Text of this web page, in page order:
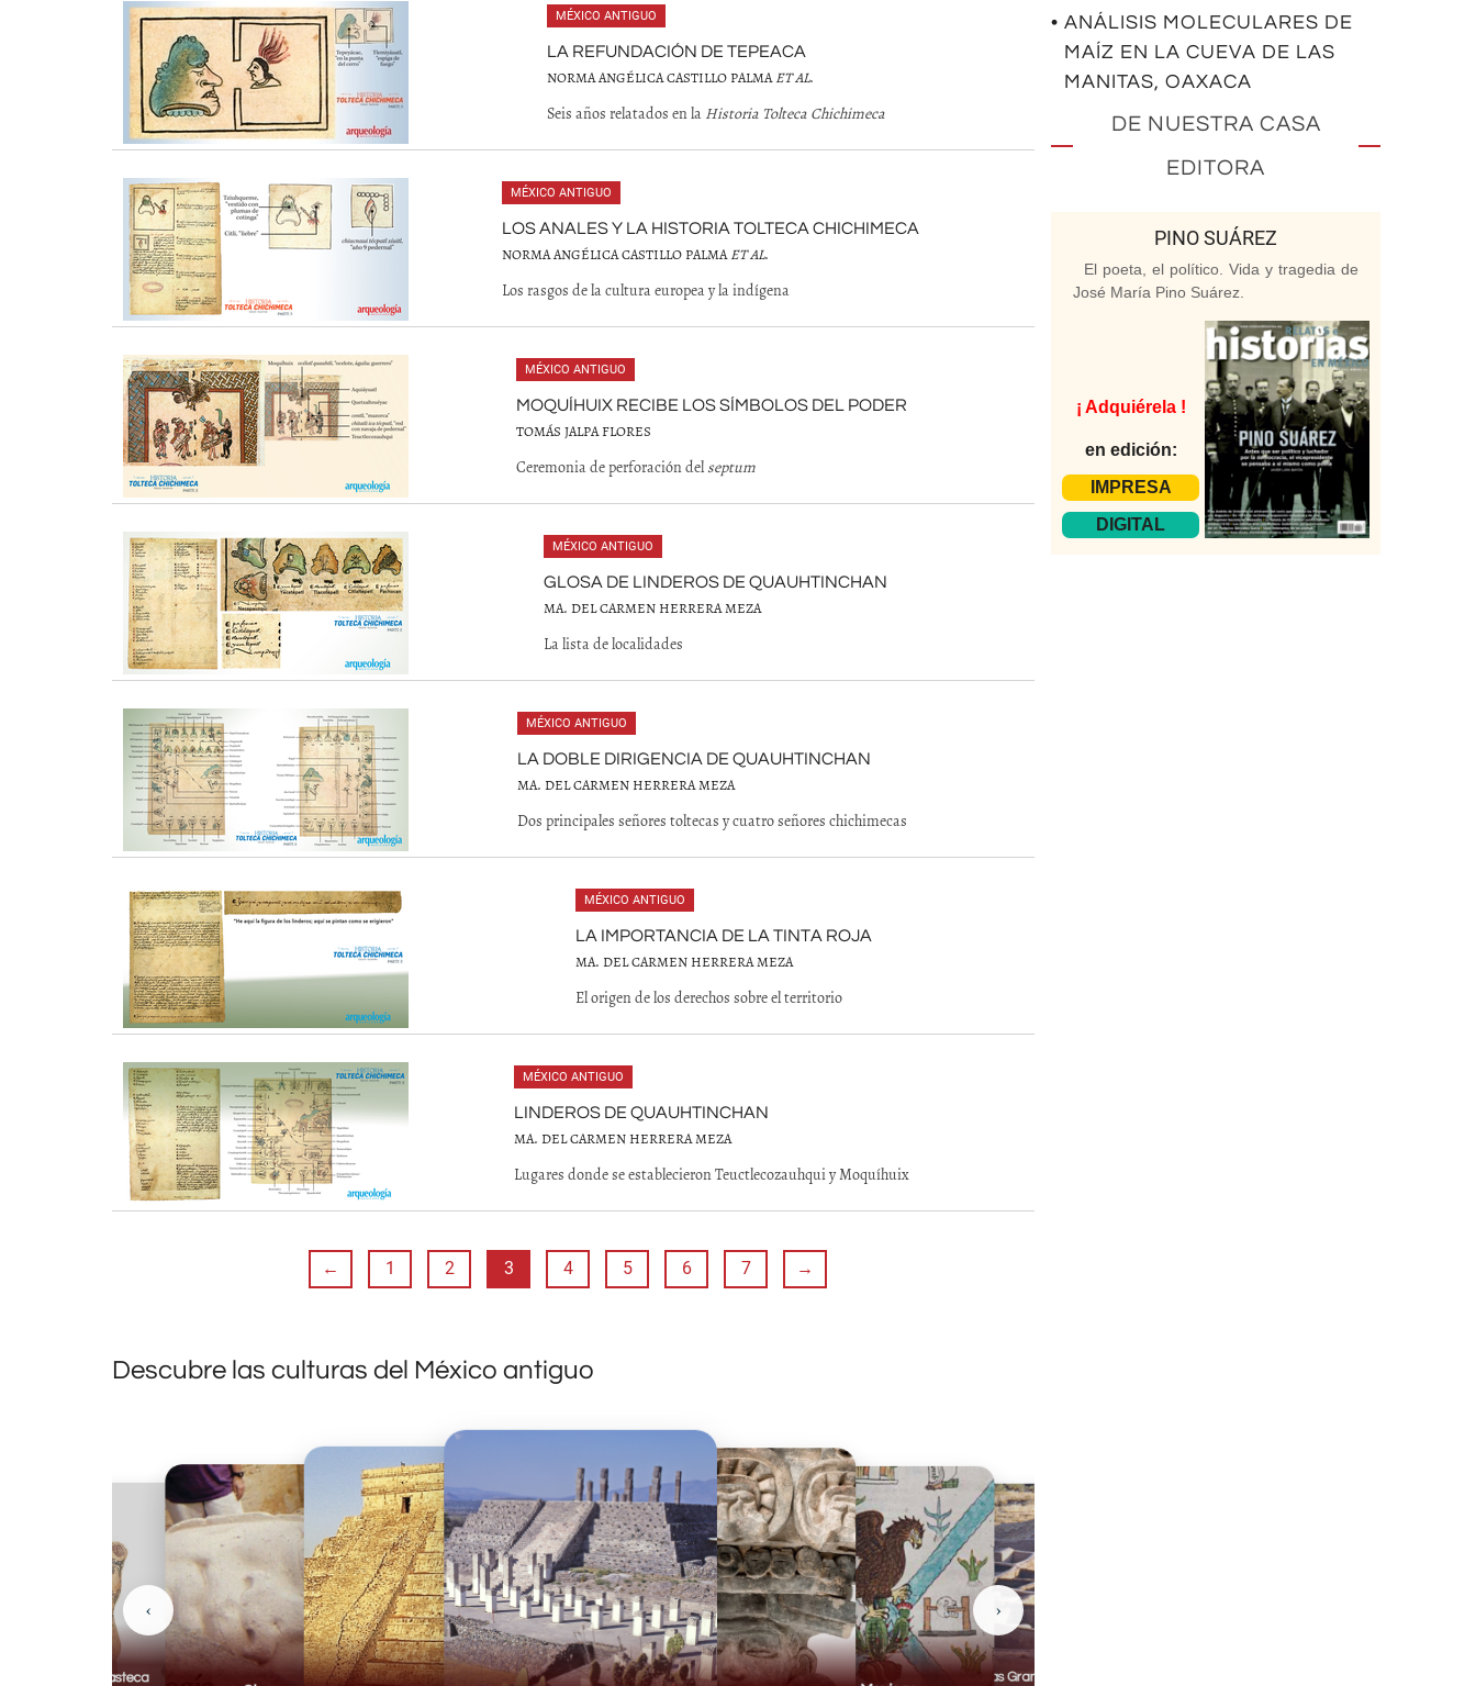
MÉXICO ANTIGUO
LA REFUNDACIÓN DE TEPEACA
NORMA ANGÉLICA CASTILLO PALMAET AL.
Seis años relatados en la Historia Tolteca Chichimeca
MÉXICO ANTIGUO
LOS ANALES Y LA HISTORIA TOLTECA CHICHIMECA
NORMA ANGÉLICA CASTILLO PALMAET AL.
Los rasgos de la cultura europea y la indígena
MÉXICO ANTIGUO
MOQUÍHUIX RECIBE LOS SÍMBOLOS DEL PODER
TOMÁS JALPA FLORES
Ceremonia de perforación del septum
MÉXICO ANTIGUO
GLOSA DE LINDEROS DE QUAUHTINCHAN
MA. DEL CARMEN HERRERA MEZA
La lista de localidades
MÉXICO ANTIGUO
LA DOBLE DIRIGENCIA DE QUAUHTINCHAN
MA. DEL CARMEN HERRERA MEZA
Dos principales señores toltecas y cuatro señores chichimecas
MÉXICO ANTIGUO
LA IMPORTANCIA DE LA TINTA ROJA
MA. DEL CARMEN HERRERA MEZA
El origen de los derechos sobre el territorio
MÉXICO ANTIGUO
LINDEROS DE QUAUHTINCHAN
MA. DEL CARMEN HERRERA MEZA
Lugares donde se establecieron Teuctlecozauhqui y Moquíhuix
← 1 2 3 4 5 6 7 →
Descubre las culturas del México antiguo
Casas Grandes
Huasteca
‹ ›
• ANÁLISIS MOLECULARES DE
MAÍZ EN LA CUEVA DE LAS
MANITAS, OAXACA
DE NUESTRA CASA
EDITORA
PINO SUÁREZ
El poeta, el político. Vida y tragedia de
José María Pino Suárez.
¡ Adquiérela !
en edición:
IMPRESA
DIGITAL